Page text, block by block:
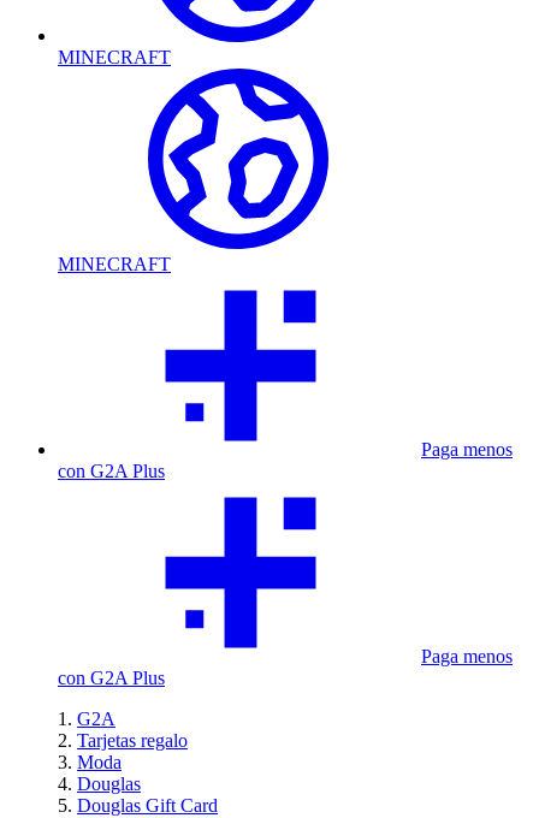
MINECRAFT
MINECRAFT
Paga menos
con G2A Plus
Paga menos
con G2A Plus
G2A
Tarjetas regalo
Moda
Douglas
Douglas Gift Card